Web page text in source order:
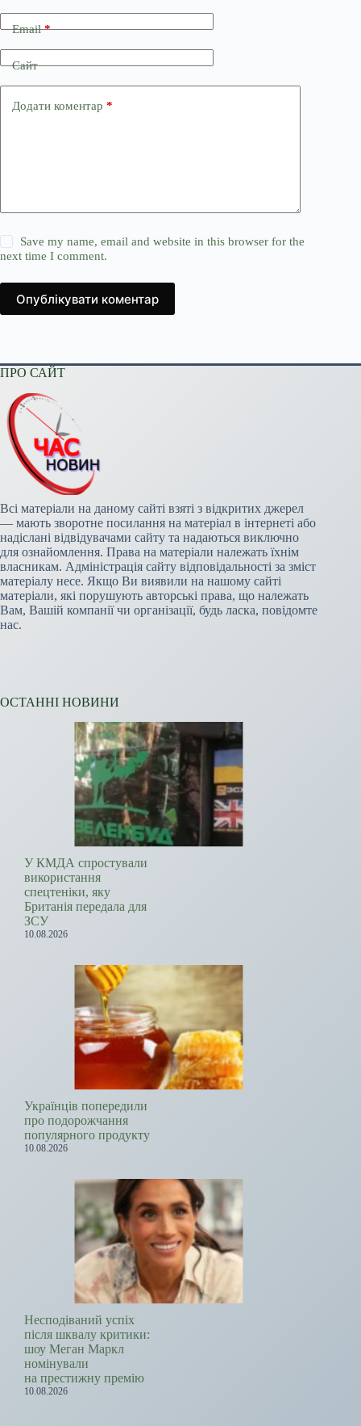
Email*
Сайт
Додати коментар *
Save my name, email and website in this browser for the
next time I comment.
Опублікувати коментар
ПРО САЙТ
Всі матеріали на даному сайті взяті з відкритих джерел
— мають зворотне посилання на матеріал в інтернеті або
надіслані відвідувачами сайту та надаються виключно
для ознайомлення. Права на матеріали належать їхнім
власникам. Адміністрація сайту відповідальності за зміст
матеріалу несе. Якщо Ви виявили на нашому сайті
матеріали, які порушують авторські права, що належать
Вам, Вашій компанії чи організації, будь ласка, повідомте
нас.
ОСТАННІ НОВИНИ
У КМДА спростували
використання
спецтеніки, яку
Британія передала для
ЗСУ
10.08.2026
Українців попередили
про подорожчання
популярного продукту
10.08.2026
Несподіваний успіх
після шквалу критики:
шоу Меган Маркл
номінували
на престижну премію
10.08.2026